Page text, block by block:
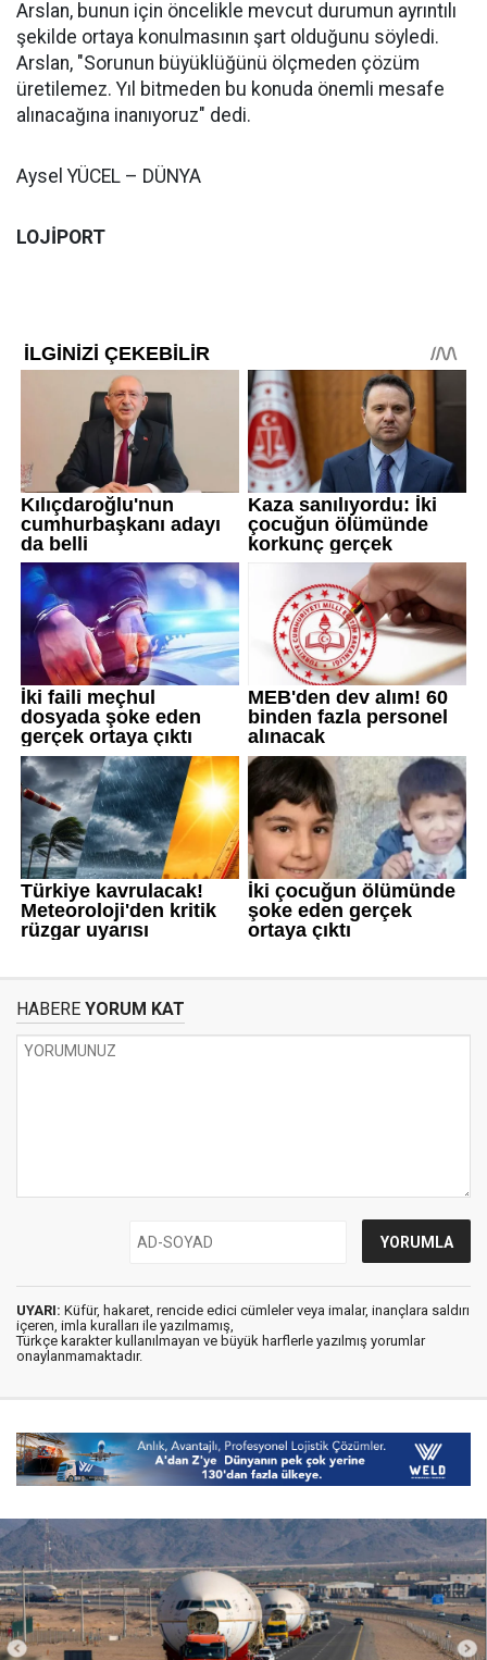
Arslan, bunun için öncelikle mevcut durumun ayrıntılı
şekilde ortaya konulmasının şart olduğunu söyledi.
Arslan, "Sorunun büyüklüğünü ölçmeden çözüm
üretilemez. Yıl bitmeden bu konuda önemli mesafe
alınacağına inanıyoruz" dedi.
Aysel YÜCEL – DÜNYA
LOJİPORT
HABERE YORUM KAT
UYARI: Küfür, hakaret, rencide edici cümleler veya imalar, inançlara saldırı
içeren, imla kuralları ile yazılmamış,
Türkçe karakter kullanılmayan ve büyük harflerle yazılmış yorumlar
onaylanmamaktadır.